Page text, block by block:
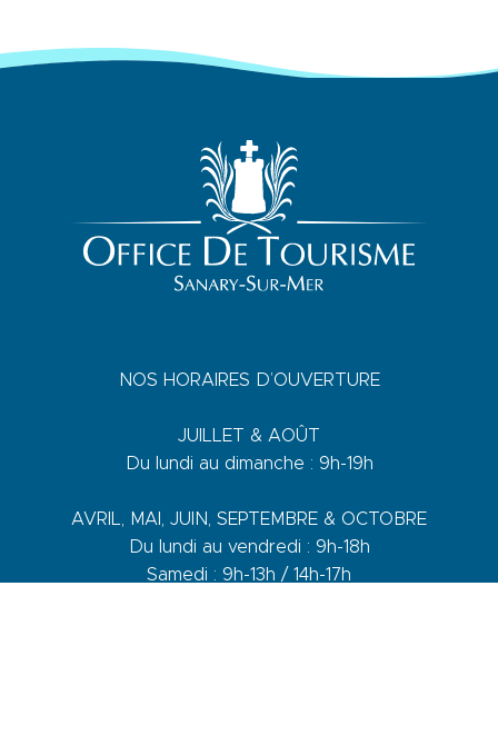
NOS HORAIRES D’OUVERTURE
JUILLET & AOÛT
Du lundi au dimanche : 9h-19h
AVRIL, MAI, JUIN, SEPTEMBRE & OCTOBRE
Du lundi au vendredi : 9h-18h
Samedi : 9h-13h / 14h-17h